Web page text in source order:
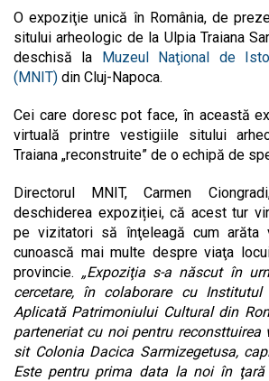
O expoziţie unică în România, de
sitului arheologic de la Ulpia Traiana
deschisă la Muzeul Naţional de
(MNIT) din Cluj-Napoca.
Cei care doresc pot face, în această
virtuală printre vestigiile sitului
Traiana „reconstruite” de o echipă de
Directorul MNIT, Carmen
deschiderea expoziției, că acest tur
pe vizitatori să înţeleagă cum arăta
cunoască mai multe despre viaţa
provincie. „Expoziţia s-a născut în
cercetare, în colaborare cu Institutul
Aplicată Patrimoniului Cultural din
parteneriat cu noi pentru reconsttuirea
sit Colonia Dacica Sarmizegetusa,
Este pentru prima data la noi în ţară